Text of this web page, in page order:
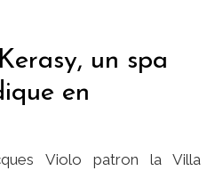
un spa
en
Violo patron la Villa